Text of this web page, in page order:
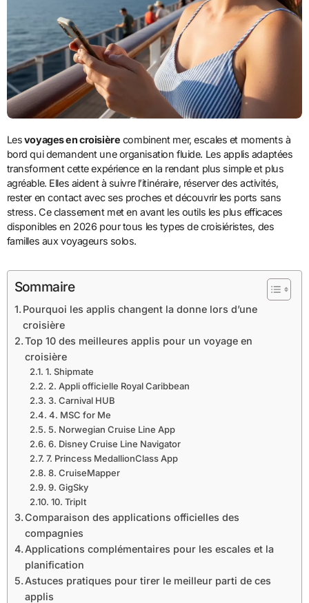
Lesvoyages en croisière combinent mer, escales et moments à
bord qui demandent une organisation fluide. Les applis adaptées
transforment cette expérience en la rendant plus simple et plus
agréable. Elles aident à suivre l’itinéraire, réserver des activités,
rester en contact avec ses proches et découvrir les ports sans
stress. Ce classement met en avant les outils les plus efficaces
disponibles en 2026 pour tous les types de croisiéristes, des
familles aux voyageurs solos.
Sommaire
Pourquoi les applis changent la donne lors d’une
croisière
Top 10 des meilleures applis pour un voyage en
croisière
1. Shipmate
2. Appli officielle Royal Caribbean
3. Carnival HUB
4. MSC for Me
5. Norwegian Cruise Line App
6. Disney Cruise Line Navigator
7. Princess MedallionClass App
8. CruiseMapper
9. GigSky
10. TripIt
Comparaison des applications officielles des
compagnies
Applications complémentaires pour les escales et la
planification
Astuces pratiques pour tirer le meilleur parti de ces
applis